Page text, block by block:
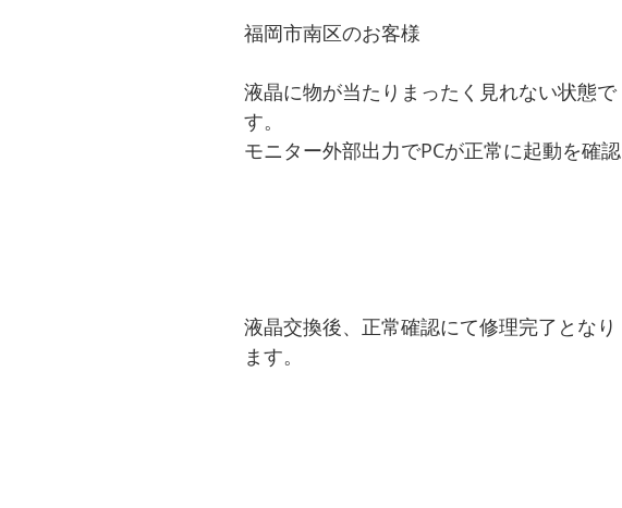
福岡市南区のお客様
液晶に物が当たりまったく見れない状態で
す。
モニター外部出力でPCが正常に起動を確認
液晶交換後、正常確認にて修理完了となり
ます。